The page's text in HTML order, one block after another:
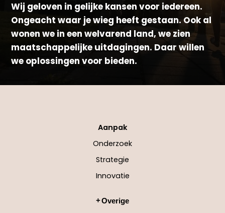
Wij geloven in gelijke kansen voor iedereen.
Ongeacht waar je wieg heeft gestaan. Ook al
wonen we in een welvarend land, we zien
maatschappelijke uitdagingen. Daar willen
we oplossingen voor bieden.
Aanpak
Onderzoek
Strategie
Innovatie
Overige